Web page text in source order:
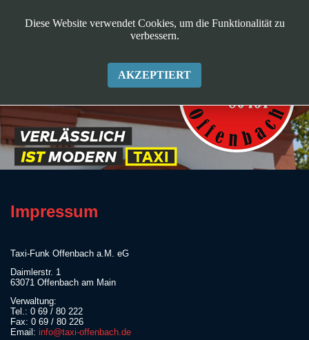
Impressum
Taxi-Funk Offenbach a.M. eG
Daimlerstr. 1
63071 Offenbach am Main
Verwaltung:
Tel.: 0 69 / 80 222
Fax: 0 69 / 80 226
Email:info@taxi-offenbach.de
Diese Website verwendet Cookies, um die Funktionalität zu
verbessern.
AKZEPTIERT